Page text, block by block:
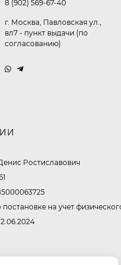
8 (902) 569-67-40
г. Москва, Павловская ул.,
вл7 - пункт выдачи (по
согласованию)
Ростиславович
на учет